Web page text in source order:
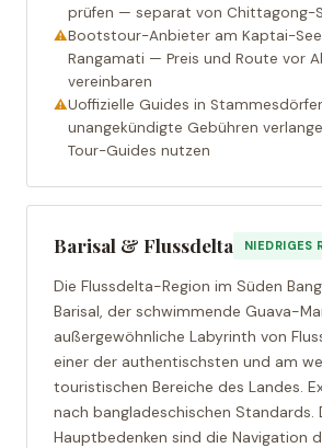
prüfen — separat von Chittagong-
Bootstour-Anbieter am Kaptai-
Rangamati — Preis und Route vor
vereinbaren
Uoffizielle Guides in
unangekündigte Gebühren
Tour-Guides nutzen
Barisal & Flussdelta NIEDRIGES
Die Flussdelta-Region im Süden
Barisal, der schwimmende Guava-
außergewöhnliche Labyrinth von
einer der authentischsten und am
touristischen Bereiche des Landes.
nach bangladeschischen Standards.
Hauptbedenken sind die Navigation